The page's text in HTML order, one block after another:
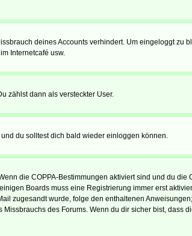
deines Accounts verhindert. Um eingeloggt zu
Internetcafé usw.
zählst dann als versteckter User.
du solltest dich bald wieder einloggen können.
die COPPA-Bestimmungen aktiviert sind und du die
Boards muss eine Registrierung immer erst
zugesandt wurde, folge den enthaltenen
des Forums. Wenn du dir sicher bist, dass